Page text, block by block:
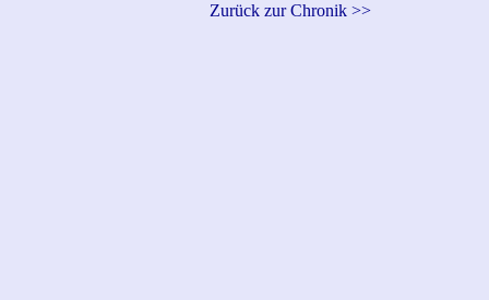
Zurück zur Chronik >>